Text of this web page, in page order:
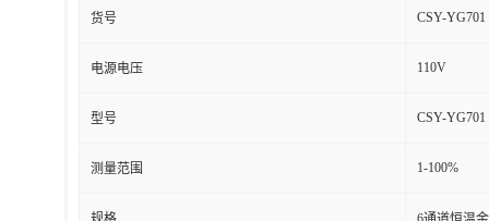
货号 CSY-YG701
电源电压 110V
型号 CSY-YG701
测量范围 1-100%